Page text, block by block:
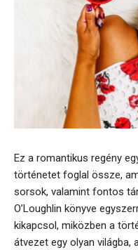
Ez a romantikus regény
történetet foglal össze,
sorsok, valamint fontos
O’Loughlin könyve
kikapcsol, miközben a
átvezet egy olyan világba,